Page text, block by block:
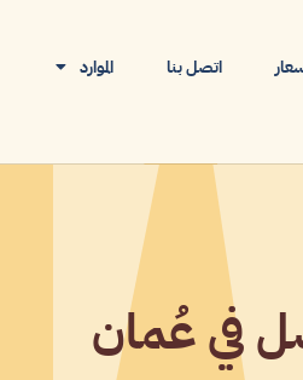
اتصل بنا الموارد
في عُمان